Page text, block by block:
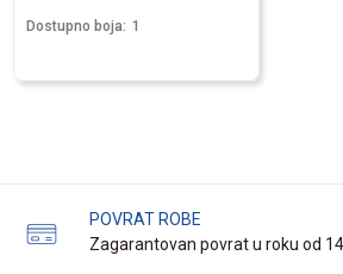
Dostupno boja: 1
POVRAT ROBE
Zagarantovan povrat u roku od